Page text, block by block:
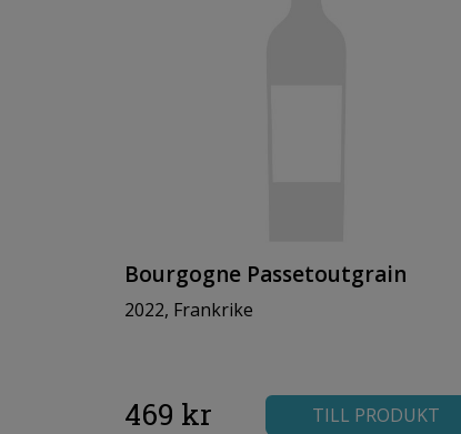
Bourgogne Passetoutgrain
2022, Frankrike
469 kr TILL PRODUKT